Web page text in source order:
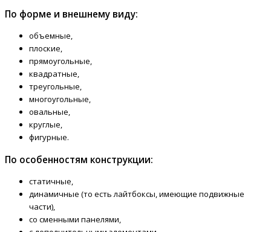
По форме и внешнему виду:
объемные,
плоские,
прямоугольные,
квадратные,
треугольные,
многоугольные,
овальные,
круглые,
фигурные.
По особенностям конструкции:
статичные,
динамичные (то есть лайтбоксы, имеющие подвижные
части),
со сменными панелями,